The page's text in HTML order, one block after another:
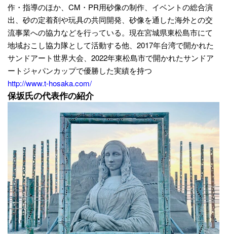
作・指導のほか、CM・PR用砂像の制作、イベントの総合演
出、砂の定着剤や玩具の共同開発、砂像を通した海外との交
流事業への協力などを行っている。現在宮城県東松島市にて
地域おこし協力隊として活動する他、2017年台湾で開かれた
サンドアート世界大会、2022年東松島市で開かれたサンドア
ートジャパンカップで優勝した実績を持つ
http://www.t-hosaka.com/
保坂氏の代表作の紹介